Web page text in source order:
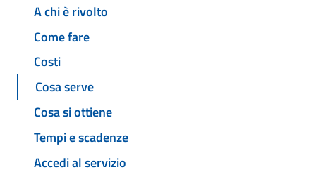
A chi è rivolto
Come fare
Costi
Cosa serve
Cosa si ottiene
Tempi e scadenze
Accedi al servizio